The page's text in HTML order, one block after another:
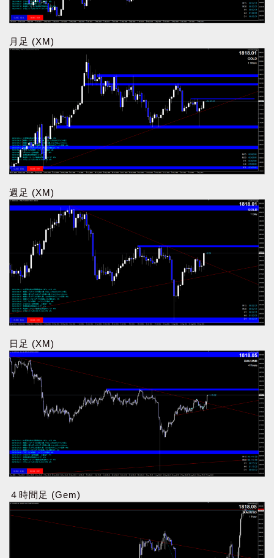
月足 (XM)
週足 (XM)
日足 (XM)
４時間足 (Gem)